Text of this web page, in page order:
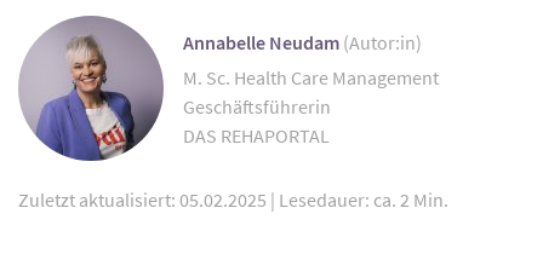
Annabelle Neudam (Autor:in)
M. Sc. Health Care Management
Geschäftsführerin
DAS REHAPORTAL
Zuletzt aktualisiert: 05.02.2025 | Lesedauer: ca. 2 Min.